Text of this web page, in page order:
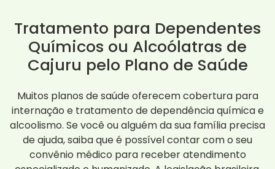
Tratamento para Dependentes
Químicos ou Alcoólatras de
Cajuru pelo Plano de Saúde
Muitos planos de saúde oferecem cobertura para
internação e tratamento de dependência química e
alcoolismo. Se você ou alguém da sua família precisa
de ajuda, saiba que é possível contar com o seu
convênio médico para receber atendimento